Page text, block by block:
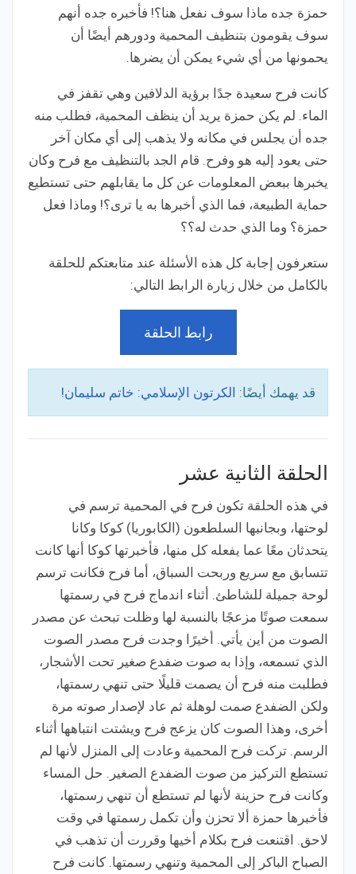
حمزة جده ماذا سوف نفعل هنا؟! فأخبره جده أنهم
سوف يقومون بتنظيف المحمية ودورهم أيضًا أن
يحمونها من أي شيء يمكن أن يضرها.
كانت فرح سعيدة جدًا برؤية الدلافين وهي تقفز في
الماء. لم يكن حمزة يريد أن ينظف المحمية، فطلب منه
جده أن يجلس في مكانه ولا يذهب إلى أي مكان آخر
حتى يعود إليه هو وفرح. قام الجد بالتنظيف مع فرح وكان
يخبرها ببعض المعلومات عن كل ما يقابلهم حتى تستطيع
حماية الطبيعة، فما الذي أخبرها به يا ترى؟! وماذا فعل
حمزة؟ وما الذي حدث له؟؟
ستعرفون إجابة كل هذه الأسئلة عند متابعتكم للحلقة
بالكامل من خلال زيارة الرابط التالي:
رابط الحلقة
قد يهمك أيضًا: الكرتون الإسلامي: خاتم سليمان!
الحلقة الثانية عشر
في هذه الحلقة تكون فرح في المحمية ترسم في
لوحتها، وبجانبها السلطعون (الكابوريا) كوكا وكانا
يتحدثان معًا عما يفعله كل منها، فأخبرتها كوكا أنها كانت
تتسابق مع سريع وربحت السباق، أما فرح فكانت ترسم
لوحة جميلة للشاطئ. أثناء اندماج فرح في رسمتها
سمعت صوتًا مزعجًا بالنسبة لها وظلت تبحث عن مصدر
الصوت من أين يأتي. أخيرًا وجدت فرح مصدر الصوت
الذي تسمعه، وإذا به صوت ضفدع صغير تحت الأشجار،
فطلبت منه فرح أن يصمت قليلًا حتى تنهي رسمتها،
ولكن الضفدع صمت لوهلة ثم عاد لإصدار صوته مرة
أخرى، وهذا الصوت كان يزعج فرح ويشتت انتباهها أثناء
الرسم. تركت فرح المحمية وعادت إلى المنزل لأنها لم
تستطع التركيز من صوت الضفدع الصغير. حل المساء
وكانت فرح حزينة لأنها لم تستطع أن تنهي رسمتها،
فأخبرها حمزة ألا تحزن وأن تكمل رسمتها في وقت
لاحق. اقتنعت فرح بكلام أخيها وقررت أن تذهب في
الصباح الباكر إلى المحمية وتنهي رسمتها. كانت فرح